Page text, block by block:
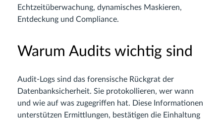
Echtzeitüberwachung, dynamisches Maskieren,
Entdeckung und Compliance.
Warum Audits wichtig sind
Audit-Logs sind das forensische Rückgrat der
Datenbanksicherheit. Sie protokollieren, wer wann
und wie auf was zugegriffen hat. Diese Informationen
unterstützen Ermittlungen, bestätigen die Einhaltung